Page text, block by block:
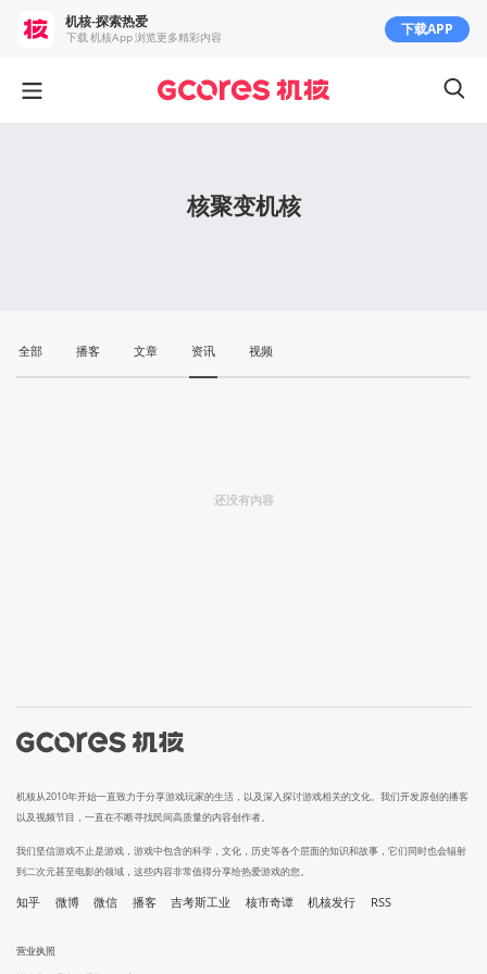
核聚变机核
全部 播客 文章 资讯 视频
还没有内容
机核从2010年开始一直致力于分享游戏玩家的生活，以及深入探讨游戏相关的文化。我们开发原创的播客
以及视频节目，一直在不断寻找民间高质量的内容创作者。
我们坚信游戏不止是游戏，游戏中包含的科学，文化，历史等各个层面的知识和故事，它们同时也会辐射
到二次元甚至电影的领域，这些内容非常值得分享给热爱游戏的您。
知乎 微博 微信 播客 吉考斯工业 核市奇谭 机核发行 RSS
营业执照
机核-探索热爱
下载 机核App 浏览更多精彩内容 下载APP